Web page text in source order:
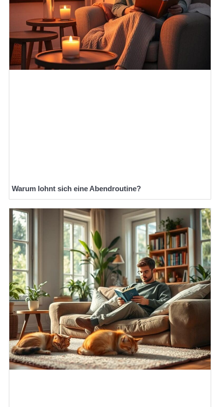
Warum lohnt sich eine Abendroutine?